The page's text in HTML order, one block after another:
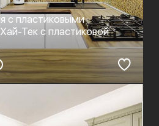
с пластиковыми
Тек с пластиковой